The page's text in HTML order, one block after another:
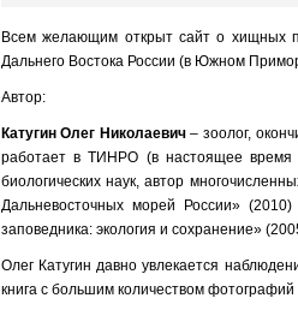
Всем желающим открыт сайт о хищных
Дальнего Востока России (в Южном
Автор:
Катугин Олег Николаевич– зоолог,
работает в ТИНРО (в настоящее время –
биологических наук, автор
Дальневосточных морей России»
заповедника: экология и сохранение»
Олег Катугин давно увлекается
книга с большим количеством